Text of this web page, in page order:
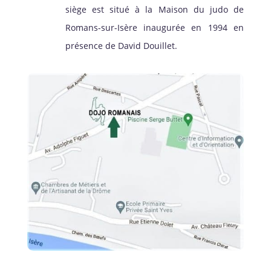
siège est situé à la Maison du judo de
Romans-sur-Isère inaugurée en 1994 en
présence de David Douillet.